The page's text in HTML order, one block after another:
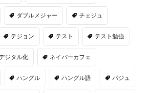
ダブルメジャー チェジュ
テジョン テスト テスト勉強
ジタル化 ネイバーカフェ
ハングル ハングル語 パジュ